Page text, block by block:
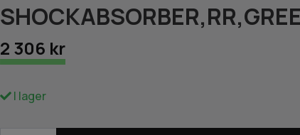
2 306 kr
I lager